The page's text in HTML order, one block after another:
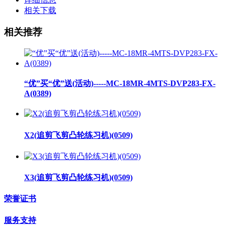
相关下载
相关推荐
“优”买“优”送(活动)-----MC-18MR-4MTS-DVP283-FX-
A(0389)
X2(追剪飞剪凸轮练习机)(0509)
X3(追剪飞剪凸轮练习机)(0509)
荣誉证书
服务支持